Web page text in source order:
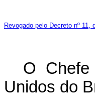
Revogado pelo Decreto nº 11,
O
Unidos do